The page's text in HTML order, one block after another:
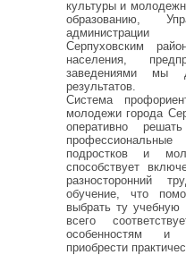
культуры и
образованию,
Серпуховским
населения,
заведениями мы
результатов.
Система
молодежи города
оперативно
подростков и
способствует
разносторонний
обучение, что
выбрать ту учебную
всего
особенностям и
приобрести